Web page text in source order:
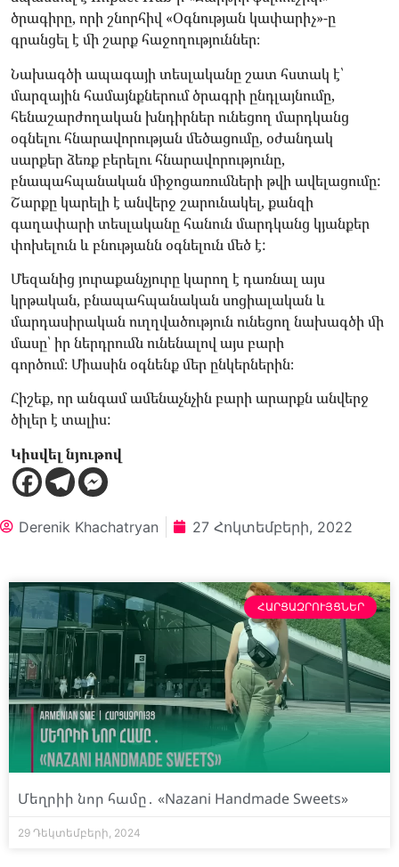
ծրագիրը, որի շնորհիվ «Օգնության կափարիչ»-ը
գրանցել է մի շարք հաջողություններ։
Նախագծի ապագայի տեսլականը շատ հստակ է՝
մարզային համայնքներում ծրագրի ընդլայնումը,
հենաշարժողական խնդիրներ ունեցող մարդկանց
օգնելու հնարավորության մեծացումը, օժանդակ
սարքեր ձեռք բերելու հնարավորությունը,
բնապահպանական միջոցառումների թվի ավելացումը:
Շարքը կարելի է անվերջ շարունակել, քանզի
գաղափարի տեսլականը հանուն մարդկանց կյանքեր
փոխելուն և բնությանն օգնելուն մեծ է:
Մեզանից յուրաքանչյուրը կարող է դառնալ այս
կրթական, բնապահպանական սոցիալական և
մարդասիրական ուղղվածություն ունեցող նախագծի մի
մասը՝ իր ներդրումն ունենալով այս բարի
գործում։ Միասին օգնենք մեր ընկերներին։
Հիշեք, որ անգամ ամենաչնչին բարի արարքն անվերջ
ծիլեր է տալիս:
Կիսվել նյութով
Derenik Khachatryan 27 Հոկտեմբերի, 2022
ՀԱՐՑԱԶՐՈՒՅՑՆԵՐ
Մեղրիի նոր համը․ «Nazani Handmade Sweets»
29 Դեկտեմբերի, 2024